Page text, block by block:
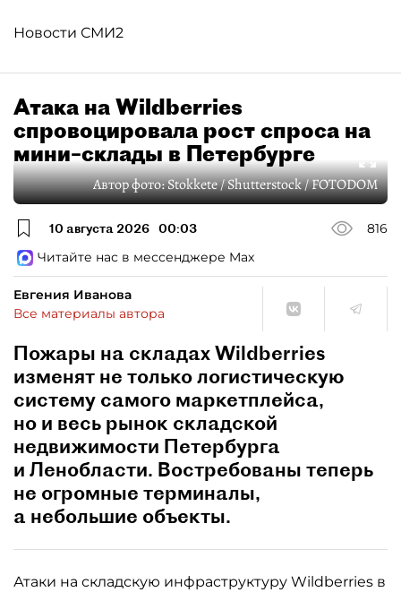
Новости СМИ2
Атака на Wildberries
спровоцировала рост спроса на
мини–склады в Петербурге
Автор фото:Stokkete / Shutterstock / FOTODOM
10 августа 2026 00:03
816
Читайте нас в мессенджере Max
Евгения Иванова
Все материалы автора
Пожары на складах Wildberries
изменят не только логистическую
систему самого маркетплейса,
но и весь рынок складской
недвижимости Петербурга
и Ленобласти. Востребованы теперь
не огромные терминалы,
а небольшие объекты.
Атаки на складскую инфраструктуру Wildberries в